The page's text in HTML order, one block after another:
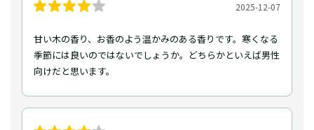
2025-12-07
甘い木の香り、お香のよう温かみのある香りです。寒くなる
季節には良いのではないでしょうか。どちらかといえば男性
向けだと思います。